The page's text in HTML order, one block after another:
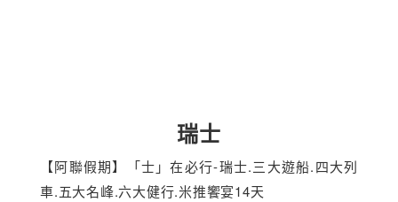
瑞士
【阿聯假期】「士」在必行-瑞士.三大遊船.四大列
車.五大名峰.六大健行.米推饗宴14天